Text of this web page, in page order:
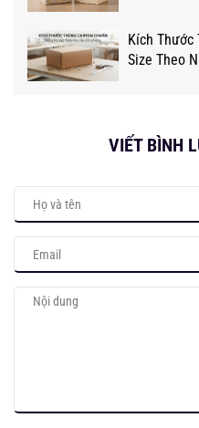
Kích Thước
Size Theo
VIẾT BÌNH